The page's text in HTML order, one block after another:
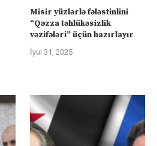
Misir yüzlərlə fələstinlini
“Qəzza təhlükəsizlik
vəzifələri” üçün hazırlayır
İyul 31, 2025